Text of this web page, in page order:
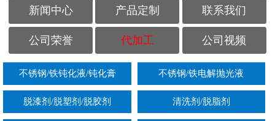
新闻中心 产品定制 联系我们
公司荣誉 代加工 公司视频
不锈钢/铁钝化液/钝化膏 不锈钢/铁电解抛光液
脱漆剂/脱塑剂/脱胶剂 清洗剂/脱脂剂